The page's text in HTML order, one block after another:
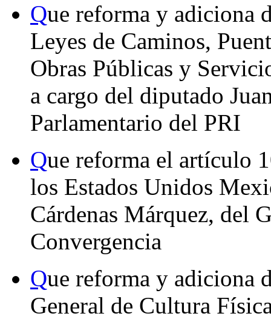
Que reforma y adiciona
Leyes de Caminos,
Obras Públicas y
a cargo del diputado
Parlamentario del PRI
Que reforma el artículo
los Estados Unidos
Cárdenas Márquez, del
Convergencia
Que reforma y adiciona
General de Cultura